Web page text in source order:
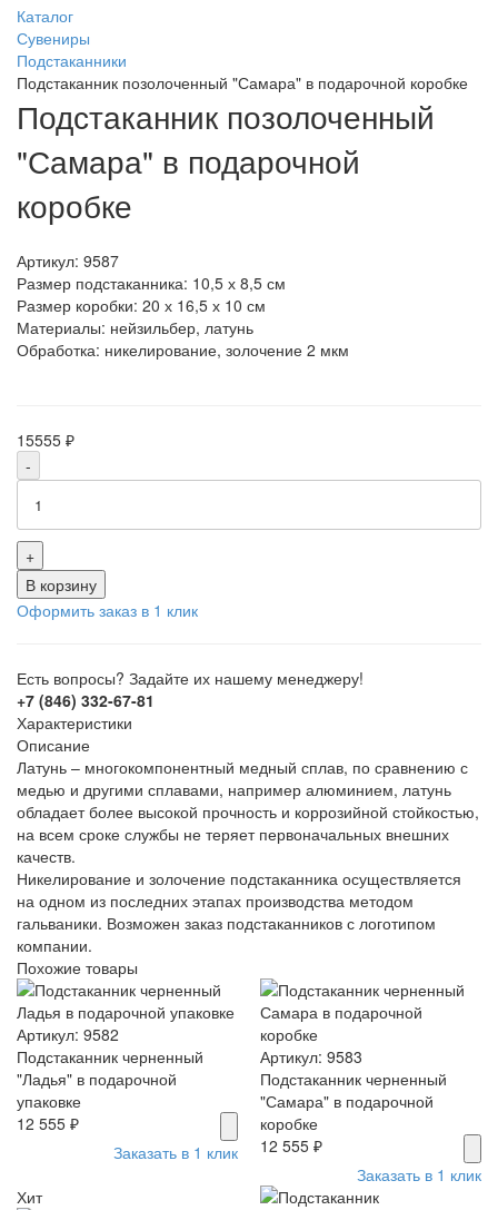
Каталог
Сувениры
Подстаканники
Подстаканник позолоченный "Самара" в подарочной коробке
Подстаканник позолоченный
"Самара" в подарочной
коробке
Артикул: 9587
Размер подстаканника: 10,5 х 8,5 см
Размер коробки: 20 х 16,5 х 10 см
Материалы: нейзильбер, латунь
Обработка: никелирование, золочение 2 мкм
15555 ₽
-
+
В корзину
Оформить заказ в 1 клик
Есть вопросы? Задайте их нашему менеджеру!
+7 (846) 332-67-81
Характеристики
Описание
Латунь – многокомпонентный медный сплав, по сравнению с
медью и другими сплавами, например алюминием, латунь
обладает более высокой прочность и коррозийной стойкостью,
на всем сроке службы не теряет первоначальных внешних
качеств.
Никелирование и золочение подстаканника осуществляется
на одном из последних этапах производства методом
гальваники. Возможен заказ подстаканников с логотипом
компании.
Похожие товары
Артикул: 9582
Подстаканник черненный
"Ладья" в подарочной
упаковке
12 555 ₽
Заказать в 1 клик
Артикул: 9583
Подстаканник черненный
"Самара" в подарочной
коробке
12 555 ₽
Заказать в 1 клик
Хит